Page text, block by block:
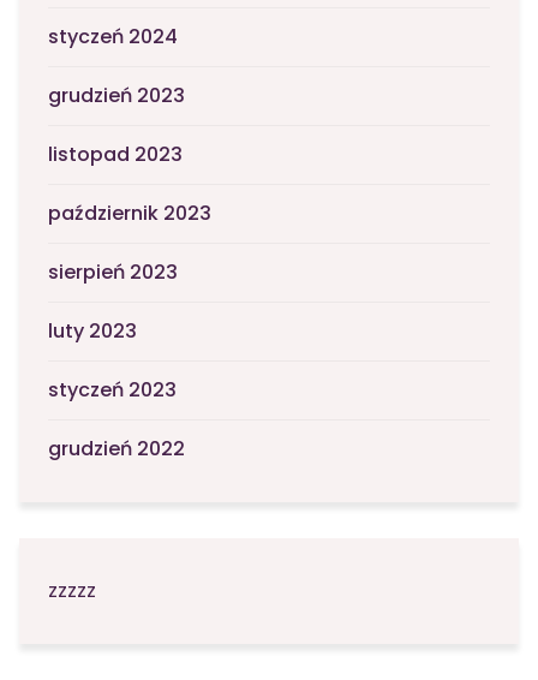
styczeń 2024
grudzień 2023
listopad 2023
październik 2023
sierpień 2023
luty 2023
styczeń 2023
grudzień 2022
zzzzz